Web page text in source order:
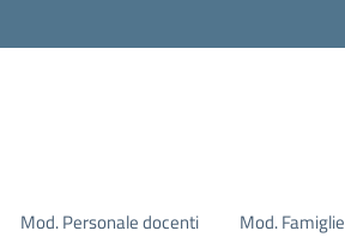
Mod. Personale docenti Mod. Famiglie